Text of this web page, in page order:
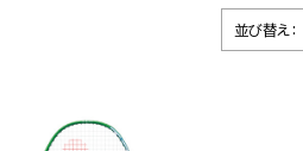
並び替え: